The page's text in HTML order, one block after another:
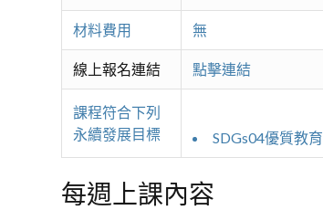
材料費用 無
線上報名連結 點擊連結
課程符合下列
永續發展目標
SDGs04優質教育
每週上課內容